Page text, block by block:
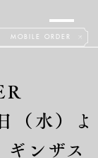
MOBILE ORDER
水）よ
ンザス